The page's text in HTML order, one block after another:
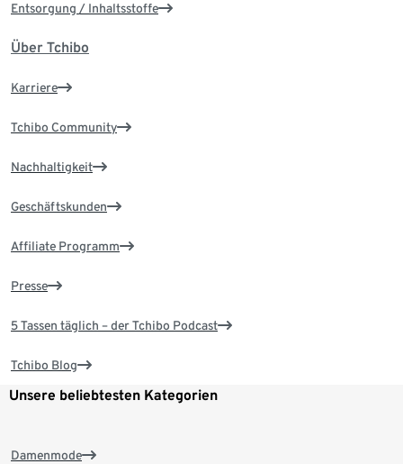
Entsorgung / Inhaltsstoffe
Über Tchibo
Karriere
Tchibo Community
Nachhaltigkeit
Geschäftskunden
Affiliate Programm
Presse
5 Tassen täglich – der Tchibo Podcast
Tchibo Blog
Unsere beliebtesten Kategorien
Damenmode